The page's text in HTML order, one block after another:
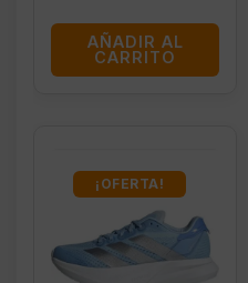
AÑADIR AL
CARRITO
¡OFERTA!